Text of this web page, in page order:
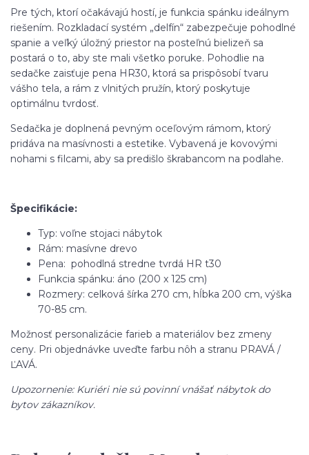
Pre tých, ktorí očakávajú hostí, je funkcia spánku ideálnym
riešením. Rozkladací systém „delfín“ zabezpečuje pohodlné
spanie a veľký úložný priestor na posteľnú bielizeň sa
postará o to, aby ste mali všetko poruke. Pohodlie na
sedačke zaisťuje pena HR30, ktorá sa prispôsobí tvaru
vášho tela, a rám z vlnitých pružín, ktorý poskytuje
optimálnu tvrdosť.
Sedačka je doplnená pevným oceľovým rámom, ktorý
pridáva na masívnosti a estetike. Vybavená je kovovými
nohami s filcami, aby sa predišlo škrabancom na podlahe.
Špecifikácie:
Typ: voľne stojaci nábytok
Rám: masívne drevo
Pena: pohodlná stredne tvrdá HR t30
Funkcia spánku: áno (200 x 125 cm)
Rozmery: celková šírka 270 cm, hĺbka 200 cm, výška
70-85 cm.
Možnosť personalizácie farieb a materiálov bez zmeny
ceny. Pri objednávke uveďte farbu nôh a stranu PRAVÁ /
ĽAVÁ.
Upozornenie: Kuriéri nie sú povinní vnášať nábytok do
bytov zákazníkov.